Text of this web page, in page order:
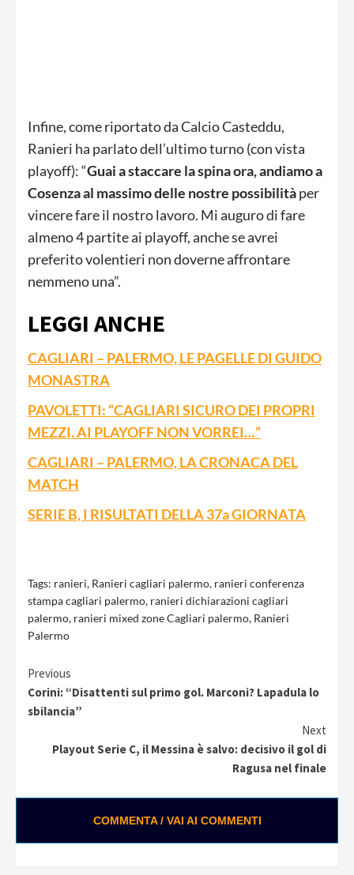
Infine, come riportato da Calcio Casteddu,
Ranieri ha parlato dell’ultimo turno (con vista
playoff): “Guai a staccare la spina ora, andiamo a
Cosenza al massimo delle nostre possibilitàper
vincere fare il nostro lavoro. Mi auguro di fare
almeno 4 partite ai playoff, anche se avrei
preferito volentieri non doverne affrontare
nemmeno una”.
LEGGI ANCHE
CAGLIARI – PALERMO, LE PAGELLE DI GUIDO
MONASTRA
PAVOLETTI: “CAGLIARI SICURO DEI PROPRI
MEZZI. AI PLAYOFF NON VORREI…”
CAGLIARI – PALERMO, LA CRONACA DEL
MATCH
SERIE B, I RISULTATI DELLA 37a GIORNATA
Tags: ranieri, Ranieri cagliari palermo, ranieri conferenza
stampa cagliari palermo, ranieri dichiarazioni cagliari
palermo, ranieri mixed zone Cagliari palermo, Ranieri
Palermo
Continue
Reading
Previous
Corini: “Disattenti sul primo gol. Marconi? Lapadula lo
sbilancia”
Next
Playout Serie C, il Messina è salvo: decisivo il gol di
Ragusa nel finale
COMMENTA / VAI AI COMMENTI